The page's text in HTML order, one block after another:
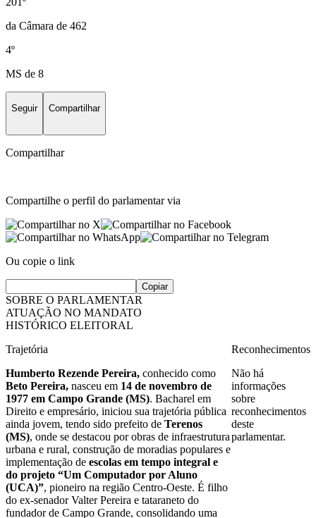
da Câmara de 462
4º
MS de 8
Seguir Compartilhar
Compartilhar
Compartilhe o perfil do parlamentar via
Ou copie o link
Copiar
SOBRE O PARLAMENTAR
ATUAÇÃO NO MANDATO
HISTÓRICO ELEITORAL
Trajetória
Humberto Rezende Pereira, conhecido como
Beto Pereira, nasceu em 14 de novembro de
1977 em Campo Grande (MS). Bacharel em
Direito e empresário, iniciou sua trajetória pública
ainda jovem, tendo sido prefeito de Terenos
(MS), onde se destacou por obras de infraestrutura
urbana e rural, construção de moradias populares e
implementação de escolas em tempo integral e
do projeto “Um Computador por Aluno
(UCA)”, pioneiro na região Centro-Oeste. É filho
do ex-senador Valter Pereira e tataraneto do
fundador de Campo Grande, consolidando uma
Reconhecimentos
Não há
informações
sobre
reconhecimentos
deste
parlamentar.